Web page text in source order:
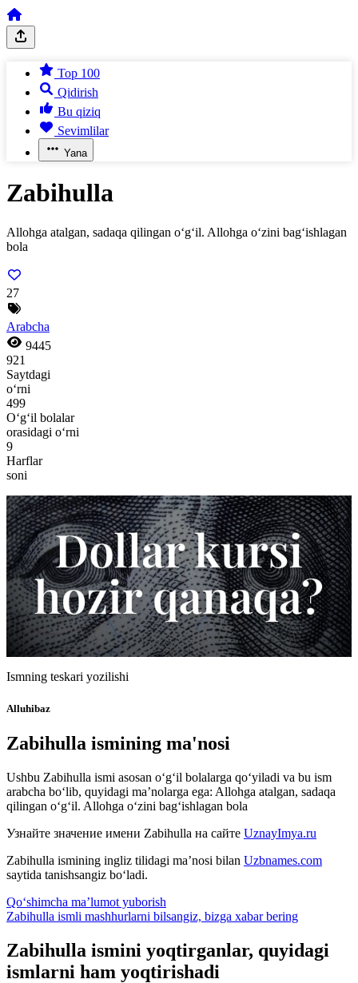
Top 100
Qidirish
Bu qiziq
Sevimlilar
Yana
Zabihulla
Allohga atalgan, sadaqa qilingan o‘g‘il. Allohga o‘zini bag‘ishlagan
bola
27
Arabcha
9445
921
Saytdagi
o‘rni
499
O‘g‘il bolalar
orasidagi o‘rni
9
Harflar
soni
Ismning teskari yozilishi
Alluhibaz
Zabihulla ismining ma'nosi
Ushbu Zabihulla ismi asosan o‘g‘il bolalarga qo‘yiladi va bu ism
arabcha bo‘lib, quyidagi ma’nolarga ega: Allohga atalgan, sadaqa
qilingan o‘g‘il. Allohga o‘zini bag‘ishlagan bola
Узнайте значение имени Zabihulla на сайте UznayImya.ru
Zabihulla ismining ingliz tilidagi ma’nosi bilan Uzbnames.com
saytida tanishsangiz bo‘ladi.
Qo‘shimcha ma’lumot yuborish
Zabihulla ismli mashhurlarni bilsangiz, bizga xabar bering
Zabihulla ismini yoqtirganlar, quyidagi
ismlarni ham yoqtirishadi